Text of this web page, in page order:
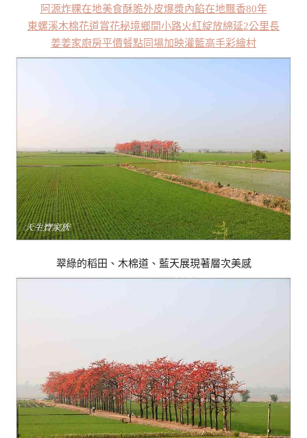
阿源炸粿在地美食酥脆外皮爆漿內餡在地飄香80年
東螺溪木棉花道賞花秘境鄉間小路火紅綻放綿延2公里長
姜姜家廚房平價餐點同場加映灌籃高手彩繪村
翠綠的稻田、木棉道、藍天展現著層次美感